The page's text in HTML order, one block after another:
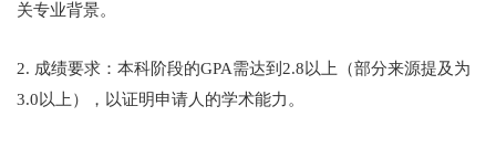
关专业背景。
2. 成绩要求：本科阶段的GPA需达到2.8以上（部分来源提及为
3.0以上），以证明申请人的学术能力。